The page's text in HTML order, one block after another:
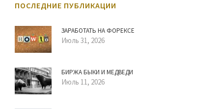
ПОСЛЕДНИЕ ПУБЛИКАЦИИ
ЗАРАБОТАТЬ НА ФОРЕКСЕ
Июль 31, 2026
БИРЖА БЫКИ И МЕДВЕДИ
Июль 11, 2026